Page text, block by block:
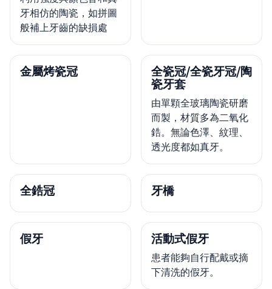
牙相仿的陶瓷，如拼圖
般補上牙齒的缺損處
金屬烤瓷冠
全瓷冠/全瓷牙冠/陶
瓷牙套
由單顆全玻璃陶瓷研磨
而製，材質多為二氧化
鋯。無論色澤、紋理、
透光度都如真牙。
全鋯冠 牙橋
假牙 活動式假牙
患者能夠自行配戴或摘
下清洗的假牙。